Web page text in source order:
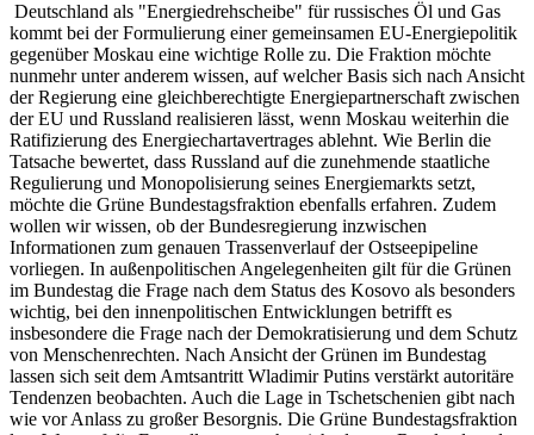
Deutschland als "Energiedrehscheibe" für russisches Öl und Gas
kommt bei der Formulierung einer gemeinsamen EU-Energiepolitik
gegenüber Moskau eine wichtige Rolle zu. Die Fraktion möchte
nunmehr unter anderem wissen, auf welcher Basis sich nach Ansicht
der Regierung eine gleichberechtigte Energiepartnerschaft zwischen
der EU und Russland realisieren lässt, wenn Moskau weiterhin die
Ratifizierung des Energiechartavertrages ablehnt. Wie Berlin die
Tatsache bewertet, dass Russland auf die zunehmende staatliche
Regulierung und Monopolisierung seines Energiemarkts setzt,
möchte die Grüne Bundestagsfraktion ebenfalls erfahren. Zudem
wollen wir wissen, ob der Bundesregierung inzwischen
Informationen zum genauen Trassenverlauf der Ostseepipeline
vorliegen. In außenpolitischen Angelegenheiten gilt für die Grünen
im Bundestag die Frage nach dem Status des Kosovo als besonders
wichtig, bei den innenpolitischen Entwicklungen betrifft es
insbesondere die Frage nach der Demokratisierung und dem Schutz
von Menschenrechten. Nach Ansicht der Grünen im Bundestag
lassen sich seit dem Amtsantritt Wladimir Putins verstärkt autoritäre
Tendenzen beobachten. Auch die Lage in Tschetschenien gibt nach
wie vor Anlass zu großer Besorgnis. Die Grüne Bundestagsfraktion